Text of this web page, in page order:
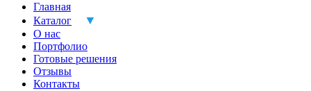
Главная
Каталог
О нас
Портфолио
Готовые решения
Отзывы
Контакты